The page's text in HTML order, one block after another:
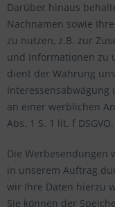
Darüber hinaus
Nachnamen sowie
zu nutzen, z.B. zur
und Informationen zu
dient der Wahrung
an einer werblichen
Abs. 1 S. 1 lit. f DSGVO.
Die Werbesendungen
in unserem Auftrag
wir Ihre Daten hierzu
Sie können der